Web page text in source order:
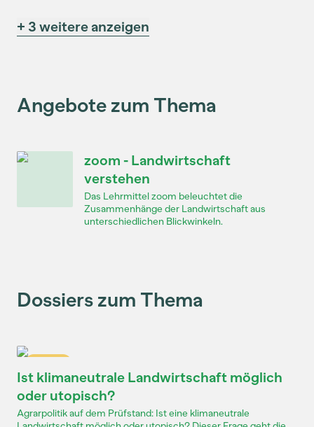
+ 3 weitere anzeigen
Angebote zum Thema
zoom - Landwirtschaft
verstehen
Das Lehrmittel zoom beleuchtet die
Zusammenhänge der Landwirtschaft aus
unterschiedlichen Blickwinkeln.
Dossiers zum Thema
Ist klimaneutrale Landwirtschaft möglich
oder utopisch?
Agrarpolitik auf dem Prüfstand: Ist eine klimaneutrale